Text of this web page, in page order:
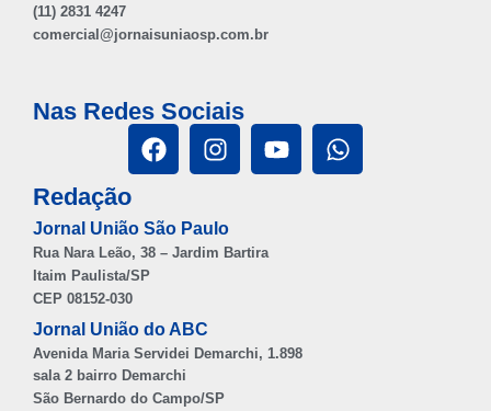
(11) 2831 4247
comercial@jornaisuniaosp.com.br
Nas Redes Sociais
Redação
Jornal União São Paulo
Rua Nara Leão, 38 – Jardim Bartira
Itaim Paulista/SP
CEP 08152-030
Jornal União do ABC
Avenida Maria Servidei Demarchi, 1.898
sala 2 bairro Demarchi
São Bernardo do Campo/SP